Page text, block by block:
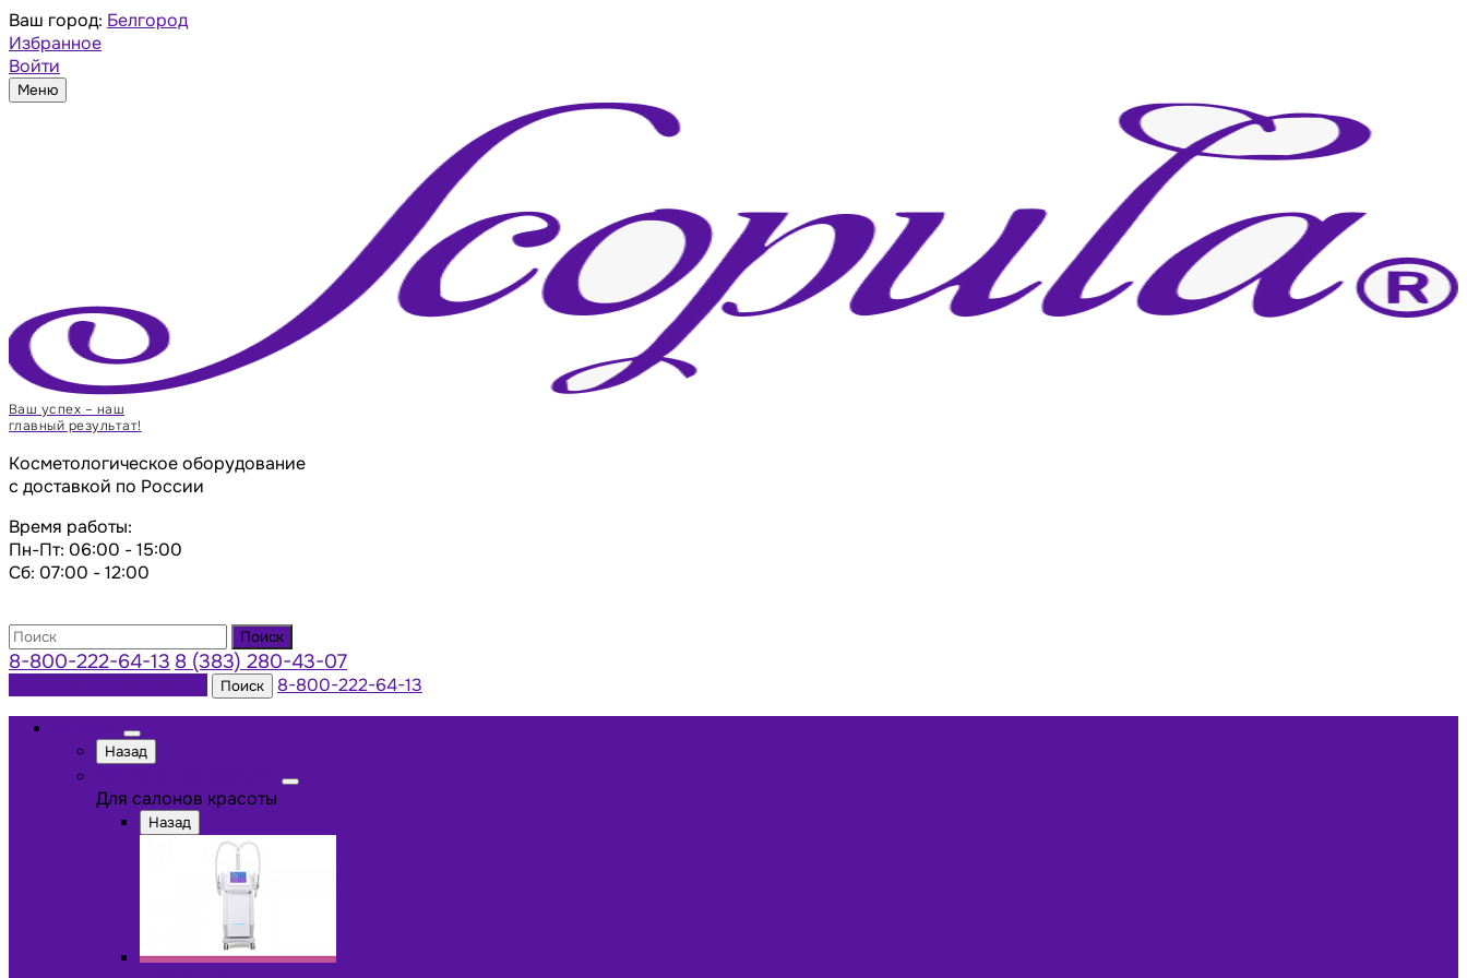
Ваш город: Белгород
Избранное
Войти
Меню
Ваш успех – наш
главный результат!
Косметологическое оборудование
с доставкой по России
Время работы:
Пн-Пт: 06:00 - 15:00
Сб: 07:00 - 12:00
Поиск
8-800-222-64-13 8 (383) 280-43-07
Поиск
8-800-222-64-13
Назад
Для салонов красоты
Назад